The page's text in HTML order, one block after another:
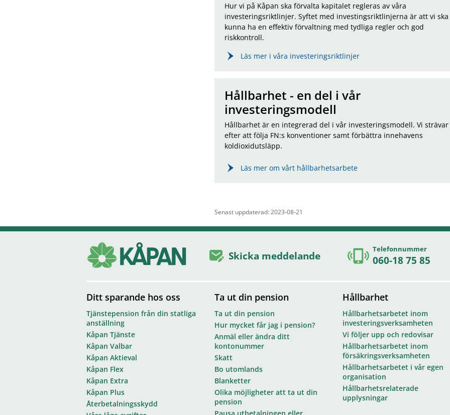
Hur vi på Kåpan ska förvalta kapitalet regleras av våra
investeringsriktlinjer. Syftet med investingsriktlinjerna är att vi ska
kunna ha en effektiv förvaltning med tydliga regler och god
riskkontroll.
Läs mer i våra investeringsriktlinjer
Hållbarhet - en del i vår
investeringsmodell
Hållbarhet är en integrerad del i vår investeringsmodell. Vi strävar
efter att följa FN:s konventioner samt förbättra innehavens
koldioxidutsläpp.
Läs mer om vårt hållbarhetsarbete
Senast uppdaterad: 2023-08-21
Skicka meddelande Telefonnummer
060-18 75 85
Ditt sparande hos oss
Tjänstepension från din statliga
anställning
Kåpan Tjänste
Kåpan Valbar
Kåpan Aktieval
Kåpan Flex
Kåpan Extra
Kåpan Plus
Återbetalningsskydd
Ta ut din pension
Ta ut din pension
Hur mycket får jag i pension?
Anmäl eller ändra ditt
kontonummer
Skatt
Bo utomlands
Blanketter
Olika möjligheter att ta ut din
pension
Hållbarhet
Hållbarhetsarbetet inom
investeringsverksamheten
Vi följer upp och redovisar
Hållbarhetsarbetet inom
försäkringsverksamheten
Hållbarhetsarbetet i vår egen
organisation
Hållbarhetsrelaterade
upplysningar